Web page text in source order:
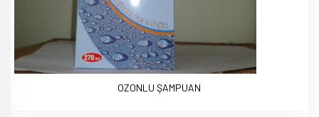
OZONLU ŞAMPUAN